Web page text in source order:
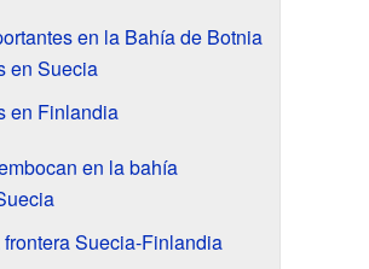
en la Bahía de Botnia
en Suecia
en Finlandia
en la bahía
Suecia-Finlandia